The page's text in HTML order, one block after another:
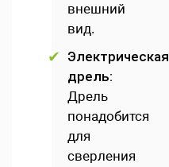
внешний
вид.
Электрическая
дрель:
Дрель
понадобится
для
сверления